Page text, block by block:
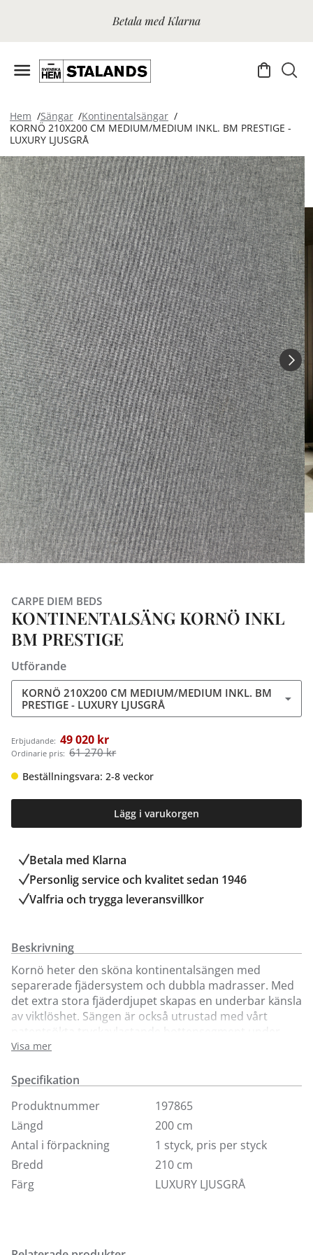
Betala med Klarna
Hem Sängar
Kontinentalsängar
KORNÖ 210X200 CM MEDIUM/MEDIUM INKL. BM PRESTIGE -
LUXURY LJUSGRÅ
CARPE DIEM BEDS
KONTINENTALSÄNG KORNÖ INKL
BM PRESTIGE
Utförande
KORNÖ 210X200 CM MEDIUM/MEDIUM INKL. BM
PRESTIGE - LUXURY LJUSGRÅ
Erbjudande: 49 020 kr
Ordinarie pris: 61 270 kr
Beställningsvara: 2-8 veckor
Lägg i varukorgen
Betala med Klarna
Personlig service och kvalitet sedan 1946
Valfria och trygga leveransvillkor
Beskrivning
Kornö heter den sköna kontinentalsängen med
separerade fjädersystem och dubbla madrasser. Med
det extra stora fjäderdjupet skapas en underbar känsla
av viktlöshet. Sängen är också utrustad med vårt
patentsökta tryckavlastande bottensegment under
madrassens pocketspringsystem, vilket är grunden i
följsam, stoppad med talalaylatex och har ett vitt
tvättas i 60°C. Höjd 5 cm. Ben ingår ej.
Finns i 8 standardtyger, visas här i tyg Luxury.
Ingår i priset:
Kontinentalsäng Kornö 160-210x200 cm
Visa mer
Specifikation
Produktnummer
197865
Längd
200 cm
Antal i förpackning
1 styck, pris per styck
Bredd
210 cm
Färg
LUXURY LJUSGRÅ